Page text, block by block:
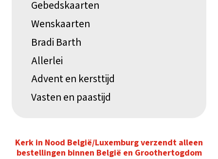
Gebedskaarten
Wenskaarten
Bradi Barth
Allerlei
Advent en kersttijd
Vasten en paastijd
Kerk in Nood België/Luxemburg verzendt alleen
bestellingen binnen België en Groothertogdom